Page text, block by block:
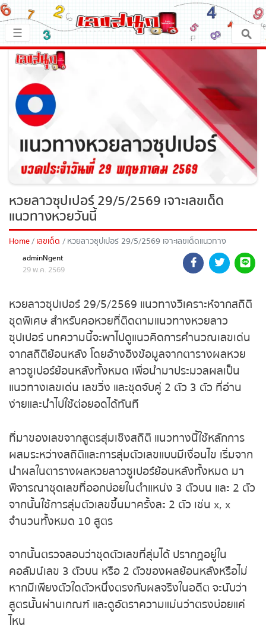
หน้าหลัก
เลขเด็ด
ตรวจเลขสนุก
เลขสนุกมงคล
เลขสนุกคนดัง
เลขสนุกความเชื่อ
หวยสด
ถ่ายทอดสดหวยออมสิน
ถ่ายทอดสดหวย ธกส.
ถ่ายทอดสดหวยลาว
ถ่ายทอดสดหวยลาว ซุปเปอร์
ถ่ายทอดสดหวยฮานอย
ถ่ายทอดสดหวยฮานอยพิเศษ
ถ่ายทอดสดหวยมาเลย์
ถ่ายทอดสดหวยไต้หวัน
ถ่ายทอดสดหวยกัมพูชา
×
☰
หวยลาวซุปเปอร์ 29/5/2569 เจาะเลขเด็ด
แนวทางหวยวันนี้
Home เลขเด็ด
หวยลาวซุปเปอร์ 29/5/2569 เจาะเลขเด็ดแนวทาง
adminNgent
29 พ.ค. 2569
หวยลาวซุปเปอร์ 29/5/2569 แนวทางวิเคราะห์จาก
สถิติชุดพิเศษ สำหรับคอหวยที่ติดตามแนวทางหวย
ลาวซุปเปอร์ บทความนี้จะพาไปดูแนวคิดการคำนวณ
เลขเด่นจากสถิติย้อนหลัง โดยอ้างอิงข้อมูลจากตาราง
ผลหวยลาวซูเปอร์ย้อนหลังทั้งหมด เพื่อนำมาประมวล
ผลเป็นแนวทางเลขเด่น เลขวิ่ง และชุดจับคู่ 2 ตัว 3 ตัว
ที่อ่านง่ายและนำไปใช้ต่อยอดได้ทันที
ที่มาของเลขจากสูตรสุ่มเชิงสถิติ แนวทางนี้ใช้หลักการ
ผสมระหว่างสถิติและการสุ่มตัวเลขแบบมีเงื่อนไข เริ่ม
จากนำผลในตารางผลหวยลาวซูเปอร์ย้อนหลังทั้งหมด
มาพิจารณาชุดเลขที่ออกบ่อยในตำแหน่ง 3 ตัวบน และ
2 ตัว จากนั้นใช้การสุ่มตัวเลขขึ้นมาครั้งละ 2 ตัว เช่น x,
x จำนวนทั้งหมด 10 สูตร
จากนั้นตรวจสอบว่าชุดตัวเลขที่สุ่มได้ ปรากฏอยู่ใน
คอลัมน์เลข 3 ตัวบน หรือ 2 ตัวของผลย้อนหลังหรือไม่
หากมีเพียงตัวใดตัวหนึ่งตรงกับผลจริงในอดีต จะนับว่า
สูตรนั้นผ่านเกณฑ์ และดูอัตราความแม่นว่าตรงบ่อยแค่
ไหน